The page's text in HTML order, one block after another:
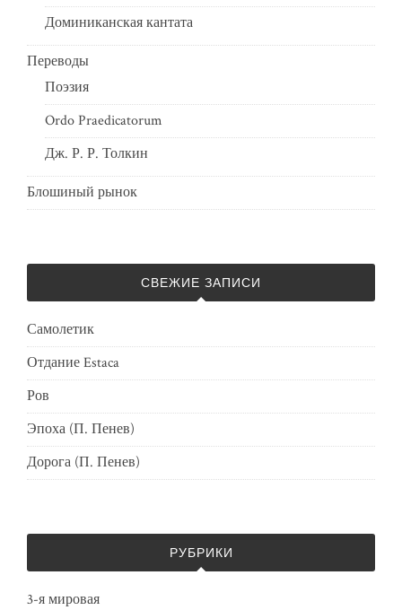
Доминиканская кантата
Переводы
Поэзия
Ordo Praedicatorum
Дж. Р. Р. Толкин
Блошиный рынок
СВЕЖИЕ ЗАПИСИ
Самолетик
Отдание Estaca
Ров
Эпоха (П. Пенев)
Дорога (П. Пенев)
РУБРИКИ
3-я мировая